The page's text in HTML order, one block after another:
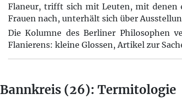
Flaneur, trifft sich mit Leuten, mit denen
Frauen nach, unterhält sich über
Die Kolumne des Berliner Philosophen
Flanierens: kleine Glossen, Artikel zur
Bannkreis (26): Termitologie